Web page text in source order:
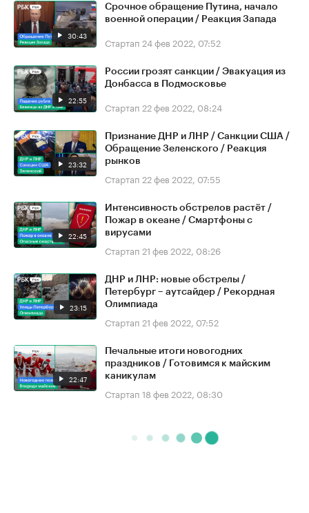
30:43
Срочное обращение Путина, начало
военной операции / Реакция Запада
Стартап 24 фев 2022, 07:52
22:55
России грозят санкции / Эвакуация из
Донбасса в Подмосковье
Стартап 22 фев 2022, 08:24
23:32
Признание ДНР и ЛНР / Санкции США /
Обращение Зеленского / Реакция
рынков
Стартап 22 фев 2022, 07:55
22:45
Интенсивность обстрелов растёт /
Пожар в океане / Смартфоны с
вирусами
Стартап 21 фев 2022, 08:26
23:15
ДНР и ЛНР: новые обстрелы /
Петербург – аутсайдер / Рекордная
Олимпиада
Стартап 21 фев 2022, 07:52
22:47
Печальные итоги новогодних
праздников / Готовимся к майским
каникулам
Стартап 18 фев 2022, 08:30